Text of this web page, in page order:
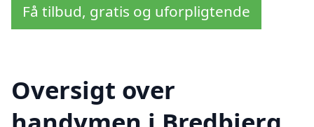
Få tilbud, gratis og uforpligtende
Oversigt over